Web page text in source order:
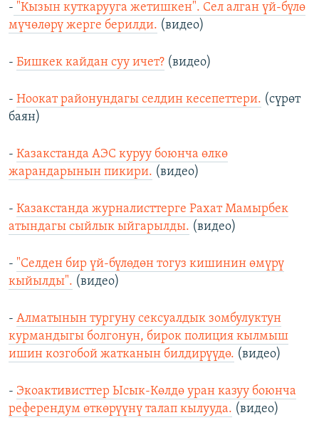
- "Кызын куткарууга жетишкен". Сел алган үй-бүлө
мүчөлөрү жерге берилди. (видео)
- Бишкек кайдан суу ичет? (видео)
- Ноокат районундагы селдин кесепеттери. (сүрөт
баян)
- Казакстанда АЭС куруу боюнча өлкө
жарандарынын пикири. (видео)
- Казакстанда журналисттерге Рахат Мамырбек
атындагы сыйлык ыйгарылды. (видео)
- "Селден бир үй-бүлөдөн тогуз кишинин өмүрү
кыйылды". (видео)
- Алматынын тургуну сексуалдык зомбулуктун
курмандыгы болгонун, бирок полиция кылмыш
ишин козгобой жатканын билдирүүдө. (видео)
- Экоактивисттер Ысык-Көлдө уран казуу боюнча
референдум өткөрүүнү талап кылууда. (видео)